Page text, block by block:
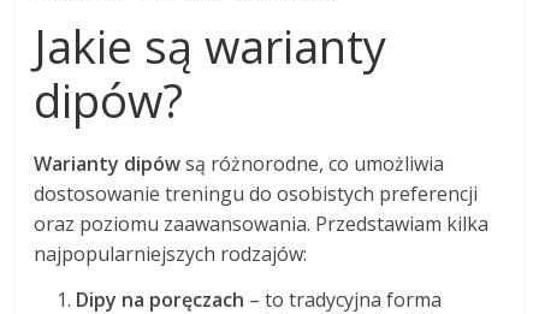
Jakie są warianty
dipów?
Warianty dipówsą różnorodne, co umożliwia
dostosowanie treningu do osobistych preferencji
oraz poziomu zaawansowania. Przedstawiam kilka
najpopularniejszych rodzajów:
Dipy na poręczach – to tradycyjna forma